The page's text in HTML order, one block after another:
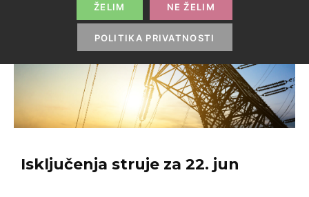
Isključenja struje za 22. jun
ŽELIM NE ŽELIM
POLITIKA PRIVATNOSTI